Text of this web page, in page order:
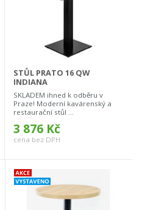
STŮL PRATO 16 QW
INDIANA
SKLADEM ihned k odběru v
Praze! Moderní kavárenský a
restaurační stůl ...
3 876 Kč
cena bez DPH